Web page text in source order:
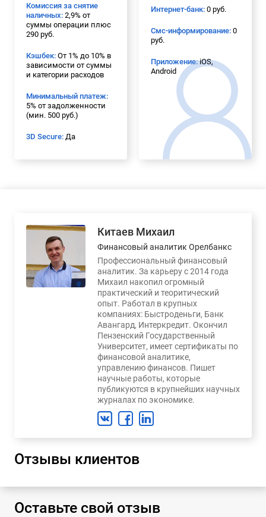
Комиссия за снятие
наличных: 2,9% от
суммы операции плюс
290 руб.
Кэшбек: От 1% до 10% в
зависимости от суммы
и категории расходов
Минимальный платеж:
5% от задолженности
(мин. 500 руб.)
3D Secure: Да
Интернет-банк: 0 руб.
Смс-информирование: 0
руб.
Приложение:iOS,
Android
Китаев Михаил
Финансовый аналитик Орелбанкс
Профессиональный финансовый
аналитик. За карьеру с 2014 года
Михаил накопил огромный
практический и теоритический
опыт. Работал в крупных
компаниях: Быстроденьги, Банк
Авангард, Интеркредит. Окончил
Пензенский Государственный
Университет, имеет сертификаты по
финансовой аналитике,
управлению финансов. Пишет
научные работы, которые
публикуются в крупнейших научных
журналах по экономике.
Отзывы клиентов
Оставьте свой отзыв